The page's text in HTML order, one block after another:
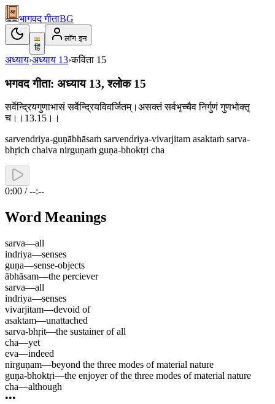
भागवद गीताBG
हिं
लॉग इन
अध्याय›अध्याय 13›कविता 15
भगवद गीता: अध्याय 13, श्लोक 15
सर्वेन्द्रियगुणाभासं सर्वेन्द्रियविवर्जितम्।असक्तं सर्वभृच्चैव निर्गुणं गुणभोक्तृ
च।।13.15।।
sarvendriya-guṇābhāsaṁ sarvendriya-vivarjitam asaktaṁ sarva-
bhṛich chaiva nirguṇaṁ guṇa-bhoktṛi cha
0:00 / --:--
Word Meanings
sarva—all
indriya—senses
guṇa—sense-objects
ābhāsam—the perciever
sarva—all
indriya—senses
vivarjitam—devoid of
asaktam—unattached
sarva-bhṛit—the sustainer of all
cha—yet
eva—indeed
nirguṇam—beyond the three modes of material nature
guṇa-bhoktṛi—the enjoyer of the three modes of material nature
cha—although
•••